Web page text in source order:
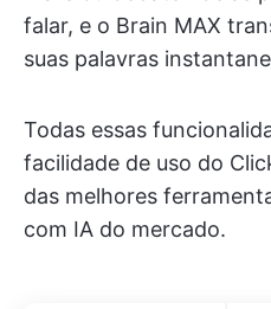
falar, e o Brain MAX
suas palavras
Todas essas
facilidade de uso do
das melhores
com IA do mercado.